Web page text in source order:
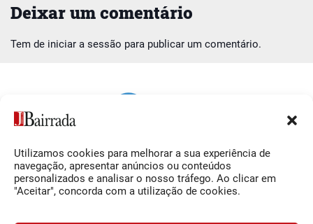
Utilizamos cookies para melhorar a sua experiência de
navegação, apresentar anúncios ou conteúdos
personalizados e analisar o nosso tráfego. Ao clicar em
"Aceitar", concorda com a utilização de cookies.
Deixar um comentário
Tem de iniciar a sessão para publicar um comentário.
Siga-nos
Facebook
O Jornal da Bairrada
Contactos